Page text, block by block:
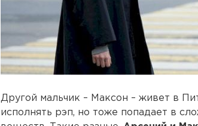
Другой мальчик – Максон – живет в
исполнять рэп, но тоже попадает в